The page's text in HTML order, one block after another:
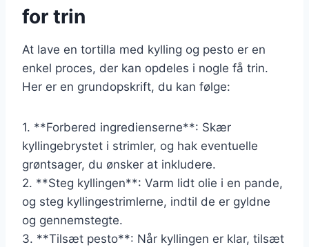
for trin
At lave en tortilla med kylling og pesto er en
enkel proces, der kan opdeles i nogle få trin.
Her er en grundopskrift, du kan følge:
1. **Forbered ingredienserne**: Skær
kyllingebrystet i strimler, og hak eventuelle
grøntsager, du ønsker at inkludere.
2. **Steg kyllingen**: Varm lidt olie i en pande,
og steg kyllingestrimlerne, indtil de er gyldne
og gennemstegte.
3. **Tilsæt pesto**: Når kyllingen er klar, tilsæt